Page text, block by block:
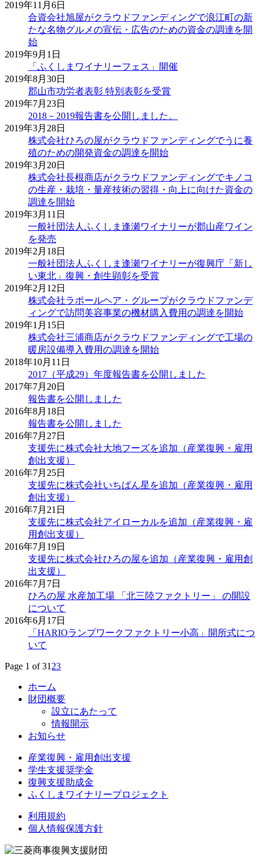
2019年11月6日
合資会社旭屋がクラウドファンディングで浪江町の新
たな名物グルメの宣伝・広告のための資金の調達を開
始
2019年9月1日
「ふくしまワイナリーフェス」開催
2019年8月30日
郡山市功労者表彰 特別表彰を受賞
2019年7月23日
2018－2019報告書を公開しました。
2019年3月28日
株式会社ひろの屋がクラウドファンディングでうに養
殖のための開発資金の調達を開始
2019年3月20日
株式会社長根商店がクラウドファンディングでキノコ
の生産・栽培・量産技術の習得・向上に向けた資金の
調達を開始
2019年3月11日
一般社団法人ふくしま逢瀬ワイナリーが郡山産ワイン
を発売
2019年2月18日
一般社団法人ふくしま逢瀬ワイナリーが復興庁「新し
い東北」復興・創生顕彰を受賞
2019年2月12日
株式会社ラポールヘア・グループがクラウドファンデ
ィングで訪問美容事業の機材購入費用の調達を開始
2019年1月15日
株式会社三浦商店がクラウドファンディングで工場の
暖房設備導入費用の調達を開始
2018年10月11日
2017（平成29）年度報告書を公開しました
2017年7月20日
報告書を公開しました
2016年8月18日
報告書を公開しました
2016年7月27日
支援先に株式会社大地フーズを追加（産業復興・雇用
創出支援）
2016年7月25日
支援先に株式会社いちばん星を追加（産業復興・雇用
創出支援）
2016年7月21日
支援先に株式会社アイローカルを追加（産業復興・雇
用創出支援）
2016年7月19日
支援先に株式会社ひろの屋を追加（産業復興・雇用創
出支援）
2016年7月7日
ひろの屋 水産加工場 「北三陸ファクトリー」 の開設
について
2016年6月17日
「HARIOランプワークファクトリー小高」開所式につ
いて
Page 1 of 31 23
ホーム
財団概要
設立にあたって
情報開示
お知らせ
産業復興・ 雇用創出支援
学生支援奨学金
復興支援助成金
ふくしまワイナリープロジェクト
利用規約
個人情報保護方針